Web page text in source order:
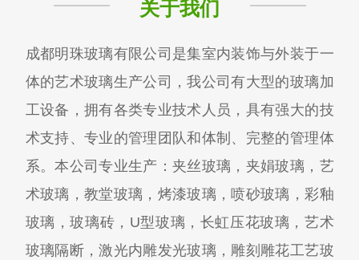
关于我们
成都明珠玻璃有限公司是集室内装饰与外装于一
体的艺术玻璃生产公司，我公司有大型的玻璃加
工设备，拥有各类专业技术人员，具有强大的技
术支持、专业的管理团队和体制、完整的管理体
系。本公司专业生产：夹丝玻璃，夹娟玻璃，艺
术玻璃，教堂玻璃，烤漆玻璃，喷砂玻璃，彩釉
玻璃，玻璃砖，U型玻璃，长虹压花玻璃，艺术
玻璃隔断，激光内雕发光玻璃，雕刻雕花工艺玻